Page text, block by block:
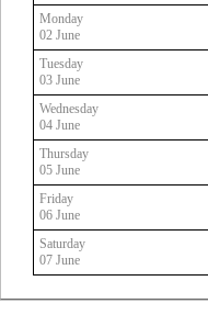
Monday
02 June
Tuesday
03 June
Wednesday
04 June
Thursday
05 June
Friday
06 June
Saturday
07 June